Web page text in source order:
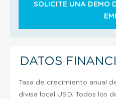
SOLICITE UNA DEMO
DATOS
Tasa de crecimiento anual
divisa local USD. Todos los